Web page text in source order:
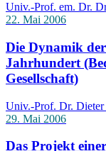
Univ.-Prof. em. Dr.
22. Mai 2006
Die Dynamik
Jahrhundert
Gesellschaft)
Univ.-Prof. Dr. Dieter
29. Mai 2006
Das Projekt